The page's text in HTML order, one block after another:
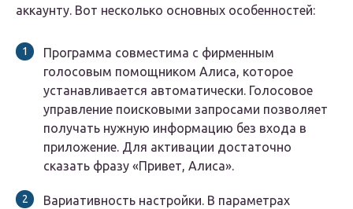
аккаунту. Вот несколько основных особенностей:
Программа совместима с фирменным
голосовым помощником Алиса, которое
устанавливается автоматически. Голосовое
управление поисковыми запросами позволяет
получать нужную информацию без входа в
приложение. Для активации достаточно
сказать фразу «Привет, Алиса».
Вариативность настройки. В параметрах